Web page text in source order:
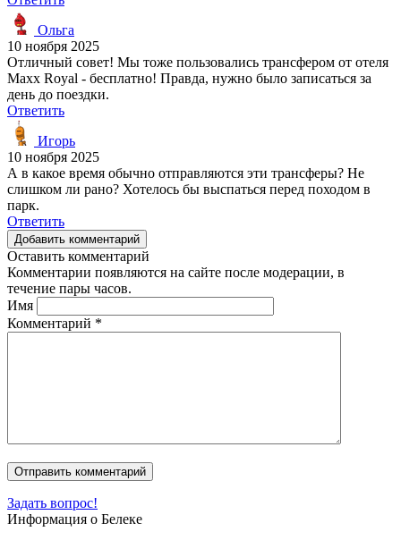
Ольга
10 ноября 2025
Отличный совет! Мы тоже пользовались трансфером от отеля
Maxx Royal - бесплатно! Правда, нужно было записаться за
день до поездки.
Ответить
Игорь
10 ноября 2025
А в какое время обычно отправляются эти трансферы? Не
слишком ли рано? Хотелось бы выспаться перед походом в
парк.
Ответить
Добавить комментарий
Оставить комментарий
Комментарии появляются на сайте после модерации, в
течение пары часов.
Имя
Комментарий *
Задать вопрос!
Информация о Белеке